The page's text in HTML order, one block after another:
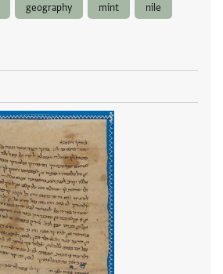
geography mint nile